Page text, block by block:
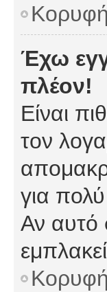
Κορυφή
Έχω
πλέον!
Είναι
τον
για
Αν αυτό
Κορυφή